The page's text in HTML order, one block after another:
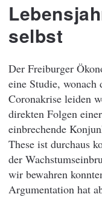
selbst
Der Freiburger
eine Studie, wonach
Coronakrise leiden
direkten Folgen
einbrechende
These ist durchaus
der
wir bewahren
Argumentation hat